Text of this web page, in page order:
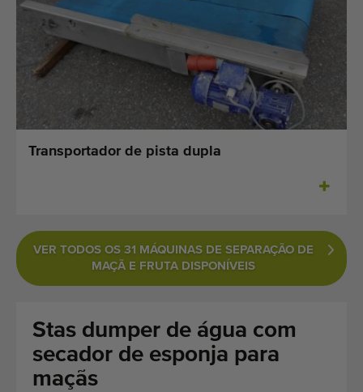
Venda a sua máquina!
Pesquisa por tipo
Últimas máquinas visualizadas
Maquinaria
Sobre nós
Transportador de pista dupla
VER TODOS OS 31 MÁQUINAS DE SEPARAÇÃO DE
MAÇÃ E FRUTA DISPONÍVEIS
Stas dumper de água com
secador de esponja para
maçãs